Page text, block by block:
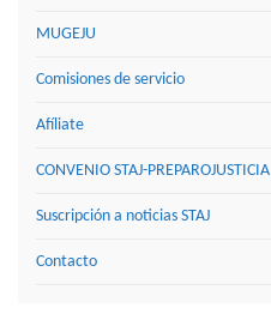
MUGEJU
Comisiones de servicio
Afíliate
CONVENIO STAJ-PREPAROJUSTICIA
Suscripción a noticias STAJ
Contacto